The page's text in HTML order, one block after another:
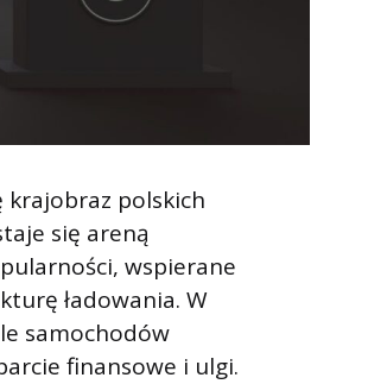
krajobraz polskich
się areną
wspierane
ładowania. W
samochodów
finansowe i ulgi.